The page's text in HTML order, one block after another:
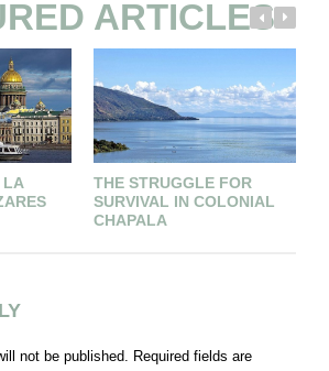
ARTICLES
LA
THE STRUGGLE FOR
SURVIVAL IN COLONIAL
CHAPALA
not be published. Required fields are